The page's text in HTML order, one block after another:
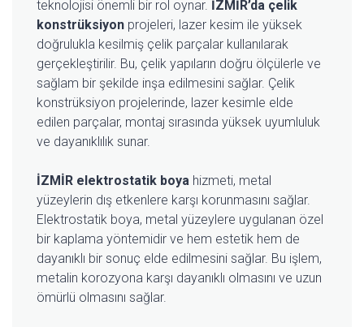
teknolojisi önemli bir rol oynar. İZMİR’da çelik
konstrüksiyon projeleri, lazer kesim ile yüksek
doğrulukla kesilmiş çelik parçalar kullanılarak
gerçekleştirilir. Bu, çelik yapıların doğru ölçülerle ve
sağlam bir şekilde inşa edilmesini sağlar. Çelik
konstrüksiyon projelerinde, lazer kesimle elde
edilen parçalar, montaj sırasında yüksek uyumluluk
ve dayanıklılık sunar.
İZMİR elektrostatik boya hizmeti, metal
yüzeylerin dış etkenlere karşı korunmasını sağlar.
Elektrostatik boya, metal yüzeylere uygulanan özel
bir kaplama yöntemidir ve hem estetik hem de
dayanıklı bir sonuç elde edilmesini sağlar. Bu işlem,
metalin korozyona karşı dayanıklı olmasını ve uzun
ömürlü olmasını sağlar.